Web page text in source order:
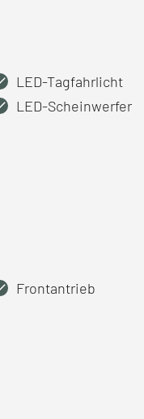
LED-Tagfahrlicht
LED-Scheinwerfer
Frontantrieb